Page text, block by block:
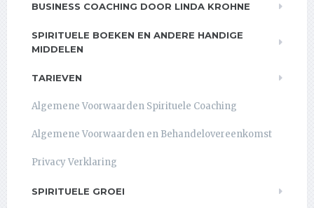
BUSINESS COACHING DOOR LINDA KROHNE
SPIRITUELE BOEKEN EN ANDERE HANDIGE
MIDDELEN
TARIEVEN
Algemene Voorwaarden Spirituele Coaching
Algemene Voorwaarden en Behandelovereenkomst
Privacy Verklaring
SPIRITUELE GROEI